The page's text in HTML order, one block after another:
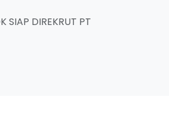
SIAP DIREKRUT PT